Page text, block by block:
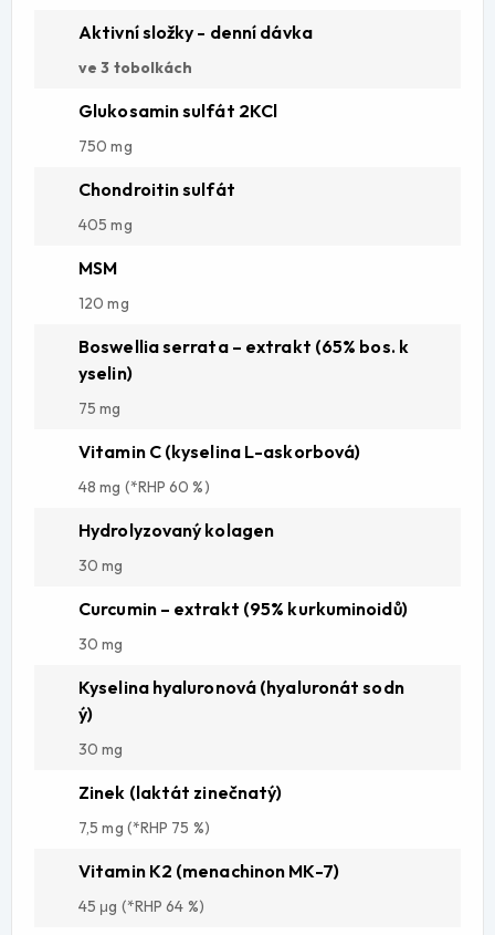
Aktivní složky - denní dávka
ve 3 tobolkách
Glukosamin sulfát 2KCl
750 mg
Chondroitin sulfát
405 mg
MSM
120 mg
Boswellia serrata – extrakt (65% bos. k
yselin)
75 mg
Vitamin C (kyselina L-askorbová)
48 mg (*RHP 60 %)
Hydrolyzovaný kolagen
30 mg
Curcumin – extrakt (95% kurkuminoidů)
30 mg
Kyselina hyaluronová (hyaluronát sodn
ý)
30 mg
Zinek (laktát zinečnatý)
7,5 mg (*RHP 75 %)
Vitamin K2 (menachinon MK-7)
45 μg (*RHP 64 %)